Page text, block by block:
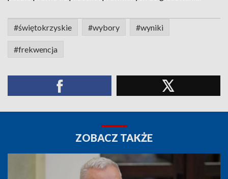
#świętokrzyskie #wybory #wyniki
#frekwencja
ZOBACZ TAKŻE